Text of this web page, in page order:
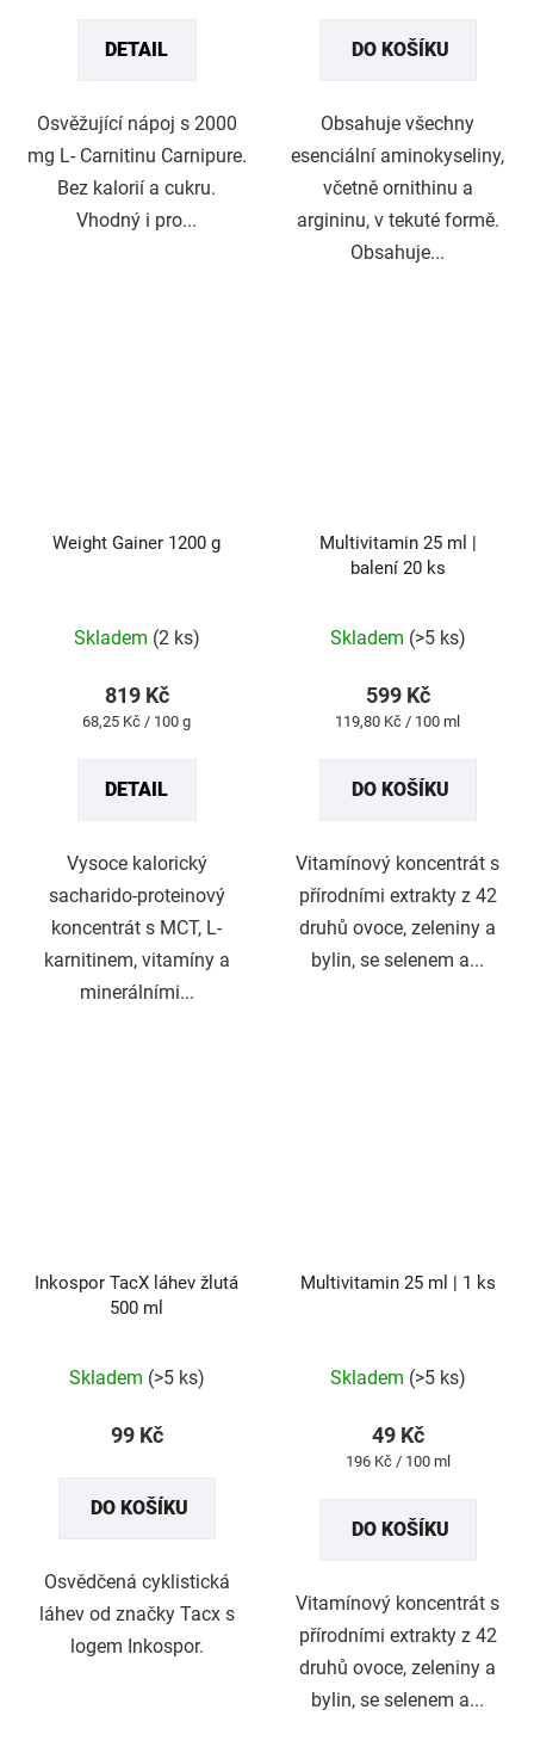
5
DETAIL
Osvěžující nápoj s 2000
mg L- Carnitinu Carnipure.
Bez kalorií a cukru.
Vhodný i pro...
5
DO KOŠÍKU
Obsahuje všechny
esenciální aminokyseliny,
včetně ornithinu a
argininu, v tekuté formě.
Obsahuje...
Weight Gainer 1200 g
hodnocení
je
5
Skladem (2 ks)
819 Kč
Měrná
68,25 Kč / 100 g
DETAIL
Vysoce kalorický
sacharido-proteinový
koncentrát s MCT, L-
karnitinem, vitamíny a
minerálními...
Multivitamin 25 ml |
balení 20 ks
hodnocení
je
5
Skladem (>5 ks)
599 Kč
Měrná
119,80 Kč / 100 ml
DO KOŠÍKU
Vitamínový koncentrát s
přírodními extrakty z 42
druhů ovoce, zeleniny a
bylin, se selenem a...
Inkospor TacX láhev žlutá
500 ml
Skladem (>5 ks)
99 Kč
DO KOŠÍKU
Osvědčená cyklistická
láhev od značky Tacx s
logem Inkospor.
Multivitamin 25 ml | 1 ks
Skladem (>5 ks)
49 Kč
Měrná
196 Kč / 100 ml
DO KOŠÍKU
Vitamínový koncentrát s
přírodními extrakty z 42
druhů ovoce, zeleniny a
bylin, se selenem a...